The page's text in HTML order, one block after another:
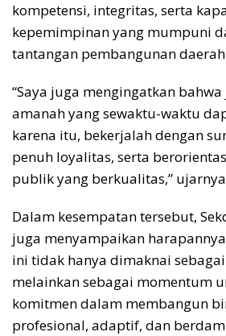
kompetensi, integritas, serta
kepemimpinan yang mumpuni
tantangan pembangunan
“Saya juga mengingatkan
amanah yang sewaktu-waktu
karena itu, bekerjalah dengan
penuh loyalitas, serta
publik yang berkualitas,”
Dalam kesempatan tersebut,
juga menyampaikan
ini tidak hanya dimaknai
melainkan sebagai momentum
komitmen dalam membangun
profesional, adaptif, dan